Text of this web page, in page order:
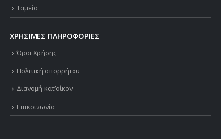
Ταμείο
ΧΡΗΣΙΜΕΣ ΠΛΗΡΟΦΟΡΙΕΣ
Όροι Χρήσης
Πολιτική απορρήτου
Διανομή κατ’οίκον
Επικοινωνία